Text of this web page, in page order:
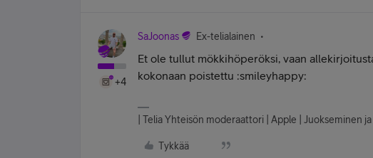
+4
SaJoonas Ex-telialainen
Et ole tullut mökkihöperöksi, vaan
kokonaan poistettu :smileyhappy:
| Telia Yhteisön moderaattori | Apple | Juokseminen ja
Tykkää